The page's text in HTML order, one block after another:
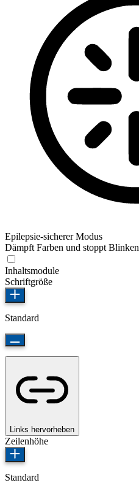
Epilepsie-sicherer Modus
Dämpft Farben und stoppt Blinken
Inhaltsmodule
Schriftgröße
Standard
Links hervorheben
Zeilenhöhe
Standard